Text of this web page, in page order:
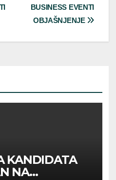
BUSINESS EVENTI
OBJAŠNJENJE
KANDIDATA
NA